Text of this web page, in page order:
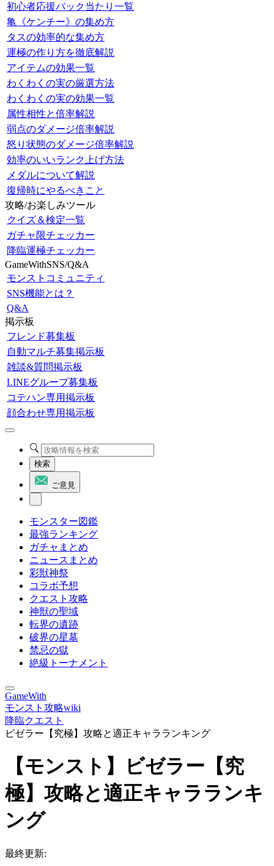
初心者応援パック当たり一覧
亀《ケンチー》の集め方
タスの効率的な集め方
運極の作り方を徹底解説
アイテムの効果一覧
わくわくの実の厳選方法
わくわくの実の効果一覧
属性相性と倍率解説
弱点のダメージ倍率解説
怒り状態のダメージ倍率解説
効率のいいランク上げ方法
メダルについて解説
復帰時にやるべきこと
攻略/お楽しみツール
クイズ＆検定一覧
ガチャ限チェッカー
降臨運極チェッカー
GameWithSNS/Q&A
モンストコミュニティ
SNS機能とは？
Q&A
掲示板
フレンド募集板
自動マルチ募集掲示板
雑談&質問掲示板
LINEグループ募集板
コテハン専用掲示板
顔合わせ専用掲示板
検索
ご意見
モンスター図鑑
最強ランキング
ガチャまとめ
ニュースまとめ
彩獣神祭
コラボ予想
クエスト攻略
神獣の聖域
転界の遺跡
破界の星墓
禁忌の獄
絶級トーナメント
GameWith
モンスト攻略wiki
降臨クエスト
ビゼラー【究極】攻略と適正キャラランキング
【モンスト】ビゼラー【究
極】攻略と適正キャラランキ
ング
最終更新: